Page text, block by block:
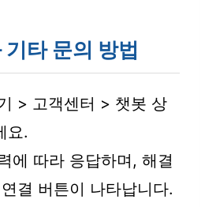
타 문의 방법
> 고객센터 > 챗봇 상
요.
에 따라 응답하며, 해결
결 버튼이 나타납니다.